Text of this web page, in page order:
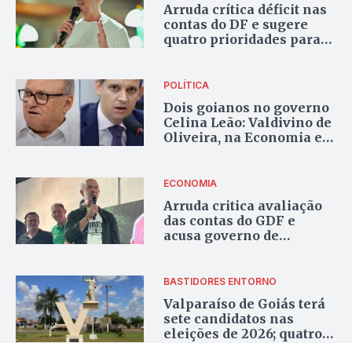
Arruda crítica déficit nas
contas do DF e sugere
quatro prioridades para
POLÍTICA
Dois goianos no governo
Celina Leão: Valdivino de
Oliveira, na Economia e
ECONOMIA
Arruda critica avaliação
das contas do GDF e
acusa governo de
BASTIDORES ENTORNO
Valparaíso de Goiás terá
sete candidatos nas
eleições de 2026; quatro